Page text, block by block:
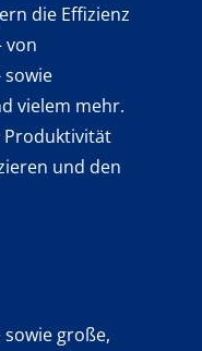
die Effizienz
von
vielem mehr.
Produktivität
und den
große,